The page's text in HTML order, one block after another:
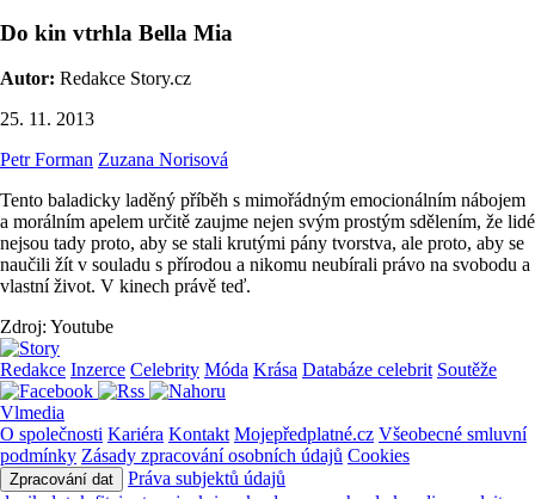
Do kin vtrhla Bella Mia
Autor: Redakce Story.cz
25. 11. 2013
Petr Forman Zuzana Norisová
Tento baladicky laděný příběh s mimořádným emocionálním nábojem
a morálním apelem určitě zaujme nejen svým prostým sdělením, že lidé
nejsou tady proto, aby se stali krutými pány tvorstva, ale proto, aby se
naučili žít v souladu s přírodou a nikomu neubírali právo na svobodu a
vlastní život. V kinech právě teď.
Zdroj: Youtube
Redakce Inzerce Celebrity Móda Krása Databáze celebrit Soutěže
Vlmedia
O společnosti Kariéra Kontakt Mojepředplatné.cz Všeobecné smluvní
podmínky Zásady zpracování osobních údajů Cookies
Zpracování dat
Práva subjektů údajů